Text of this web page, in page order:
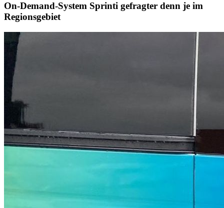
On-Demand-System Sprinti gefragter denn je im
Regionsgebiet